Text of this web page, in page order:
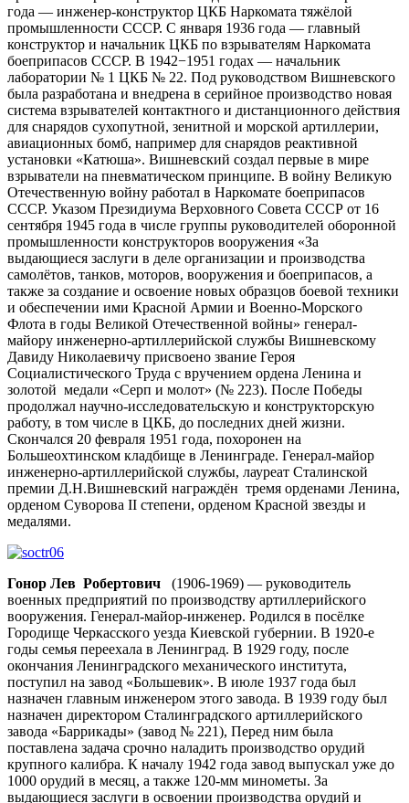
года — инженер-конструктор ЦКБ Наркомата тяжёлой
промышленности СССР. С января 1936 года — главный
конструктор и начальник ЦКБ по взрывателям Наркомата
боеприпасов СССР. В 1942−1951 годах — начальник
лаборатории № 1 ЦКБ № 22. Под руководством Вишневского
была разработана и внедрена в серийное производство новая
система взрывателей контактного и дистанционного действия
для снарядов сухопутной, зенитной и морской артиллерии,
авиационных бомб, например для снарядов реактивной
установки «Катюша». Вишневский создал первые в мире
взрыватели на пневматическом принципе. В войну Великую
Отечественную войну работал в Наркомате боеприпасов
СССР. Указом Президиума Верховного Совета СССР от 16
сентября 1945 года в числе группы руководителей оборонной
промышленности конструкторов вооружения «За
выдающиеся заслуги в деле организации и производства
самолётов, танков, моторов, вооружения и боеприпасов, а
также за создание и освоение новых образцов боевой техники
и обеспечении ими Красной Армии и Военно-Морского
Флота в годы Великой Отечественной войны» генерал-
майору инженерно-артиллерийской службы Вишневскому
Давиду Николаевичу присвоено звание Героя
Социалистического Труда с вручением ордена Ленина и
золотой медали «Серп и молот» (№ 223). После Победы
продолжал научно-исследовательскую и конструкторскую
работу, в том числе в ЦКБ, до последних дней жизни.
Скончался 20 февраля 1951 года, похоронен на
Большеохтинском кладбище в Ленинграде. Генерал-майор
инженерно-артиллерийской службы, лауреат Сталинской
премии Д.Н.Вишневский награждён тремя орденами Ленина,
орденом Суворова II степени, орденом Красной звезды и
медалями.
Гонор Лев Робертович (1906-1969) — руководитель
военных предприятий по производству артиллерийского
вооружения. Генерал-майор-инженер. Родился в посёлке
Городище Черкасского уезда Киевской губернии. В 1920-е
годы семья переехала в Ленинград. В 1929 году, после
окончания Ленинградского механического института,
поступил на завод «Большевик». В июле 1937 года был
назначен главным инженером этого завода. В 1939 году был
назначен директором Сталинградского артиллерийского
завода «Баррикады» (завод № 221), Перед ним была
поставлена задача срочно наладить производство орудий
крупного калибра. К началу 1942 года завод выпускал уже до
1000 орудий в месяц, а также 120-мм минометы. За
выдающиеся заслуги в освоении производства орудий и